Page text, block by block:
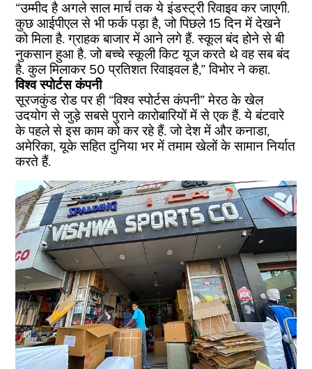
“उम्मीद है अगले साल मार्च तक ये इंडस्ट्री रिवाइव कर जाएगी.
कुछ आईपीएल से भी फर्क पड़ा है, जो पिछले 15 दिन में देखने
को मिला है. ग्राहक बाजार में आने लगे हैं. स्कूल बंद होने से बी
नुकसान हुआ है. जो बच्चे स्कूली किट यूज करते थे वह सब बंद
है. कुल मिलाकर 50 प्रतिशत रिवाइवल है,” विभोर ने कहा.
विश्व स्पोर्टस कंपनी
सूरजकुंड रोड पर ही “विश्व स्पोर्टस कंपनी” मेरठ के खेल
उदयोग से जुड़े सबसे पुराने कारोबारियों में से एक हैं. ये बंटवारे
के पहले से इस काम को कर रहे हैं. जो देश में और कनाडा,
अमेरिका, यूके सहित दुनिया भर में तमाम खेलों के सामान निर्यात
करते हैं.